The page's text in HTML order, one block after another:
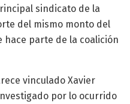
sindicato de la
del mismo monto del
hace parte de la coalición
vinculado Xavier
por lo ocurrido